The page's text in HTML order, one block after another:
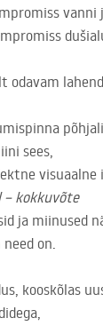
vanni
odavam
sees,
visuaalne
– kokkuvõte
ja miinused
on.
kooskõlas